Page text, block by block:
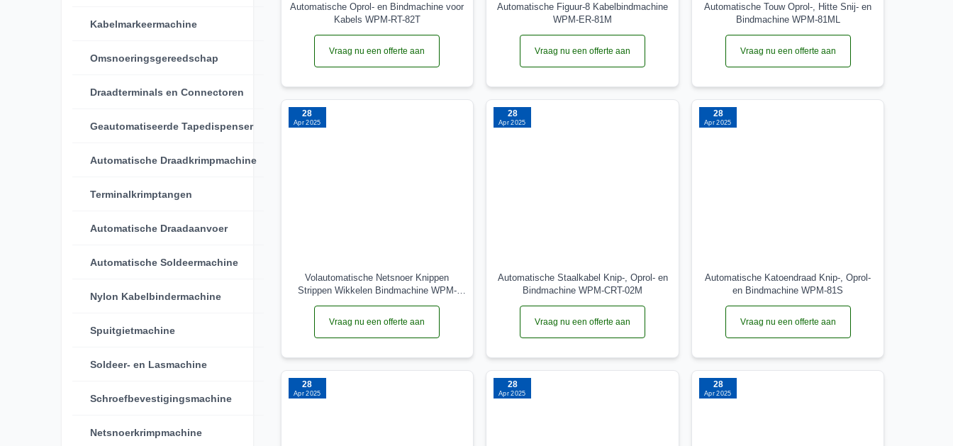
Kabelmarkeermachine
Omsnoeringsgereedschap
Draadterminals en Connectoren
Geautomatiseerde Tapedispenser
Automatische Draadkrimpmachine
Terminalkrimptangen
Automatische Draadaanvoer
Automatische Soldeermachine
Nylon Kabelbindermachine
Spuitgietmachine
Soldeer- en Lasmachine
Schroefbevestigingsmachine
Netsnoerkrimpmachine
Automatische Oprol- en Bindmachine voor
Kabels WPM-RT-82T
Vraag nu een offerte aan
Automatische Figuur-8 Kabelbindmachine
WPM-ER-81M
Vraag nu een offerte aan
Automatische Touw Oprol-, Hitte Snij- en
Bindmachine WPM-81ML
Vraag nu een offerte aan
28
Apr 2025
Volautomatische Netsnoer Knippen
Strippen Wikkelen Bindmachine WPM-
CRT-03M
Vraag nu een offerte aan
28
Apr 2025
Automatische Staalkabel Knip-, Oprol- en
Bindmachine WPM-CRT-02M
Vraag nu een offerte aan
28
Apr 2025
Automatische Katoendraad Knip-, Oprol-
en Bindmachine WPM-81S
Vraag nu een offerte aan
28
Apr 2025
28
Apr 2025
28
Apr 2025